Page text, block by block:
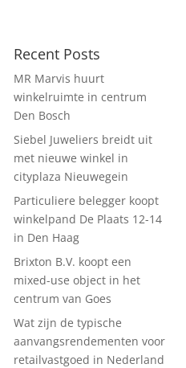
Recent Posts
MR Marvis huurt
winkelruimte in centrum
Den Bosch
Siebel Juweliers breidt uit
met nieuwe winkel in
cityplaza Nieuwegein
Particuliere belegger koopt
winkelpand De Plaats 12-14
in Den Haag
Brixton B.V. koopt een
mixed-use object in het
centrum van Goes
Wat zijn de typische
aanvangsrendementen voor
retailvastgoed in Nederland